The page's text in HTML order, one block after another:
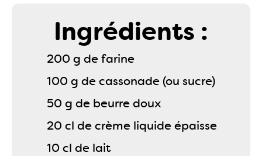
Ingrédients :
200 g de farine
100 g de cassonade (ou sucre)
50 g de beurre doux
20 cl de crème liquide épaisse
10 cl de lait